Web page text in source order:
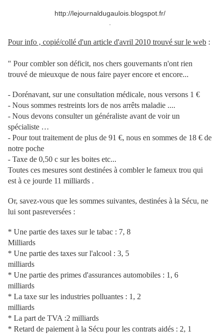
http://lejournaldugaulois.blogspot.fr/
Pour info , copié/collé d'un article d'avril 2010 trouvé sur le web :
" Pour combler son déficit, nos chers gouvernants n'ont rien
trouvé de mieuxque de nous faire payer encore et encore...
- Dorénavant, sur une consultation médicale, nous versons 1 €
- Nous sommes restreints lors de nos arrêts maladie ....
- Nous devons consulter un généraliste avant de voir un
spécialiste …
- Pour tout traitement de plus de 91 €, nous en sommes de 18 € de
notre poche
- Taxe de 0,50 c sur les boites etc...
Toutes ces mesures sont destinées à combler le fameux trou qui
est à ce jourde 11 milliards .
Or, savez-vous que les sommes suivantes, destinées à la Sécu, ne
lui sont pasreversées :
* Une partie des taxes sur le tabac : 7, 8
Milliards
* Une partie des taxes sur l'alcool : 3, 5
milliards
* Une partie des primes d'assurances automobiles : 1, 6
milliards
* La taxe sur les industries polluantes : 1, 2
milliards
* La part de TVA :2 milliards
* Retard de paiement à la Sécu pour les contrats aidés : 2, 1